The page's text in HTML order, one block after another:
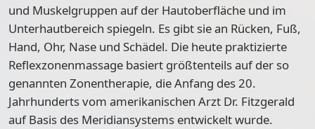
und Muskelgruppen auf der Hautoberfläche und im
Unterhautbereich spiegeln. Es gibt sie an Rücken, Fuß,
Hand, Ohr, Nase und Schädel. Die heute praktizierte
Reflexzonenmassage basiert größtenteils auf der so
genannten Zonentherapie, die Anfang des 20.
Jahrhunderts vom amerikanischen Arzt Dr. Fitzgerald
auf Basis des Meridiansystems entwickelt wurde.